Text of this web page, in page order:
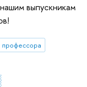
выпускникам
профессора